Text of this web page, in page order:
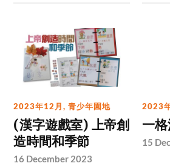
2023年12月,青少年園地
(漢字遊戲室) 上帝創
造時間和季節
16 December 2023
2023
一
15